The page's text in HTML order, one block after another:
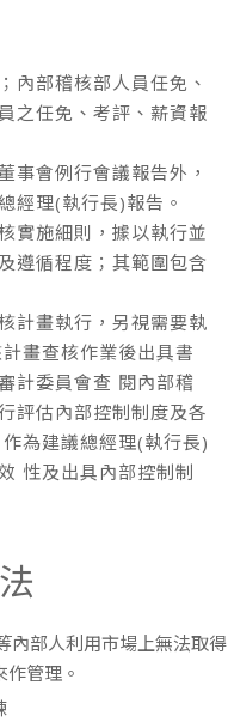
內部稽核部人員任免、
之任免、考評、薪資報
事會例行會議報告外，
經理(執行長)報告。
實施細則，據以執行並
遵循程度；其範圍包含
計畫執行，另視需要執
畫查核作業後出具書
計委員會查 閱內部稽
評估內部控制制度及各
為建議總經理(執行長)
性及出具內部控制制
內部人利用市場上無法取
管理。
練